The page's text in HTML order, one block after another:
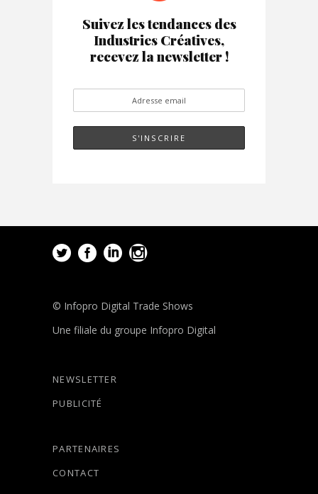
Suivez les tendances des
Industries Créatives,
recevez la newsletter !
© Infopro Digital Trade Shows
Une filiale du groupe Infopro Digital
NEWSLETTER
PUBLICITÉ
PARTENAIRES
CONTACT